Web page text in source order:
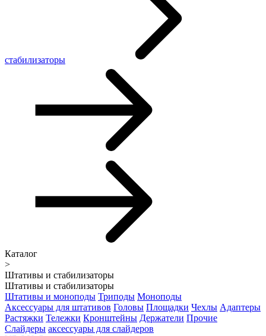
стабилизаторы
Каталог
>
Штативы и стабилизаторы
Штативы и стабилизаторы
Штативы и моноподы Триподы Моноподы
Аксессуары для штативов Головы Площадки Чехлы Адаптеры
Растяжки Тележки Кронштейны Держатели Прочие
Слайдеры аксессуары для слайдеров